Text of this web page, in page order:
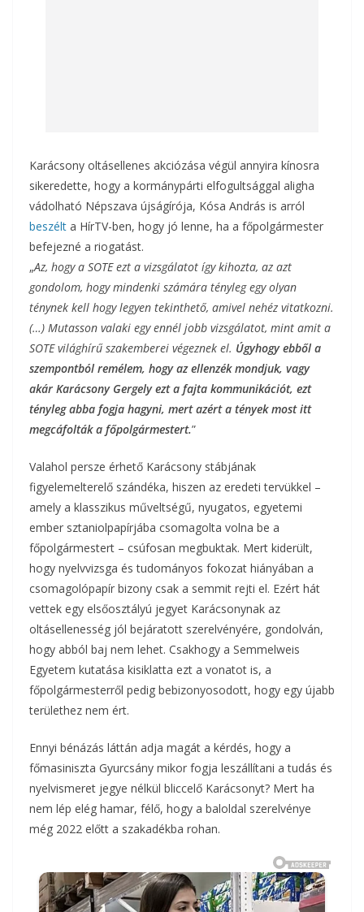
Karácsony oltásellenes akciózása végül annyira kínosra
sikeredette, hogy a kormánypárti elfogultsággal aligha
vádolható Népszava újságírója, Kósa András is arról
beszélt a HírTV-ben, hogy jó lenne, ha a főpolgármester
befejezné a riogatást.
„Az, hogy a SOTE ezt a vizsgálatot így kihozta, az azt
gondolom, hogy mindenki számára tényleg egy olyan
ténynek kell hogy legyen tekinthető, amivel nehéz vitatkozni.
(…) Mutasson valaki egy ennél jobb vizsgálatot, mint amit a
SOTE világhírű szakemberei végeznek el. Úgyhogy ebből a
szempontból remélem, hogy az ellenzék mondjuk, vagy
akár Karácsony Gergely ezt a fajta kommunikációt, ezt
tényleg abba fogja hagyni, mert azért a tények most itt
megcáfolták a főpolgármestert.”
Valahol persze érhető Karácsony stábjának
figyelemelterelő szándéka, hiszen az eredeti tervükkel –
amely a klasszikus műveltségű, nyugatos, egyetemi
ember sztaniolpapírjába csomagolta volna be a
főpolgármestert – csúfosan megbuktak. Mert kiderült,
hogy nyelvvizsga és tudományos fokozat hiányában a
csomagolópapír bizony csak a semmit rejti el. Ezért hát
vettek egy elsőosztályú jegyet Karácsonynak az
oltásellenesség jól bejáratott szerelvényére, gondolván,
hogy abból baj nem lehet. Csakhogy a Semmelweis
Egyetem kutatása kisiklatta ezt a vonatot is, a
főpolgármesterről pedig bebizonyosodott, hogy egy újabb
területhez nem ért.
Ennyi bénázás láttán adja magát a kérdés, hogy a
főmasiniszta Gyurcsány mikor fogja leszállítani a tudás és
nyelvismeret jegye nélkül bliccelő Karácsonyt? Mert ha
nem lép elég hamar, félő, hogy a baloldal szerelvénye
még 2022 előtt a szakadékba rohan.